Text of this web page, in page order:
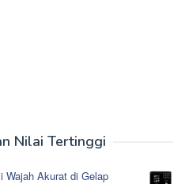
Nilai Tertinggi
Wajah Akurat di Gelap